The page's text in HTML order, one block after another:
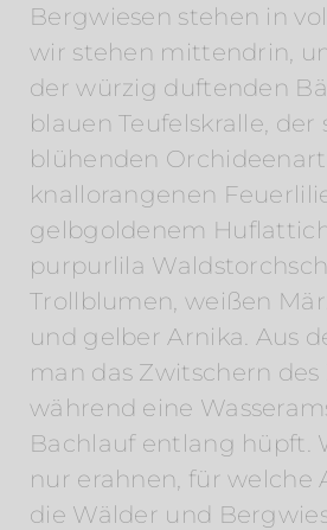
Bergwiesen stehen in
wir stehen mittendrin,
der würzig duftenden
blauen Teufelskralle, der
blühenden
knallorangenen
gelbgoldenem
purpurlila
Trollblumen, weißen
und gelber Arnika. Aus
man das Zwitschern
während eine
Bachlauf entlang hüpft.
nur erahnen, für welche
die Wälder und